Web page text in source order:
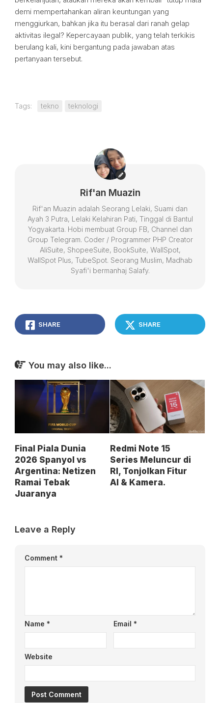
demi mempertahankan aliran keuntungan yang
menggiurkan, bahkan jika itu berasal dari ranah gelap
aktivitas ilegal? Kepercayaan publik, yang telah terkikis
berulang kali, kini bergantung pada jawaban atas
pertanyaan tersebut.
Tags: tekno teknologi
Rif'an Muazin
Rif'an Muazin adalah Seorang Lelaki, Suami dan
Ayah 3 Putra, Lelaki Kelahiran Pati, Tinggal di Bantul
Yogyakarta. Hobi membuat Group FB, Channel dan
Group Telegram. Coder / Programmer PHP Creator
AliSuite, ShopeeSuite, BookSuite, WallSpot,
WallSpot Plus, TubeSpot. Seorang Muslim, Madhab
Syafi'i bermanhaj Salafy.
SHARE SHARE
You may also like...
Final Piala Dunia
2026 Spanyol vs
Argentina: Netizen
Ramai Tebak
Juaranya
Redmi Note 15
Series Meluncur di
RI, Tonjolkan Fitur
AI & Kamera.
Leave a Reply
Comment *
Name * Email *
Website